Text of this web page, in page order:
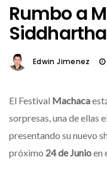
Rumbo a
Siddhartha
Edwin Jimenez
El Festival Machaca
sorpresas, una de ellas
presentando su nuevo
próximo 24 de Junioen